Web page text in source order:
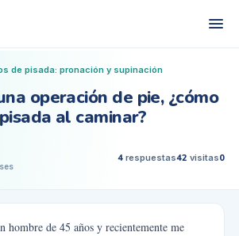
de pisada: pronación y supinación
operación de pie, ¿cómo
al caminar?
4 respuestas42 visitas0
hombre de 45 años y recientemente me